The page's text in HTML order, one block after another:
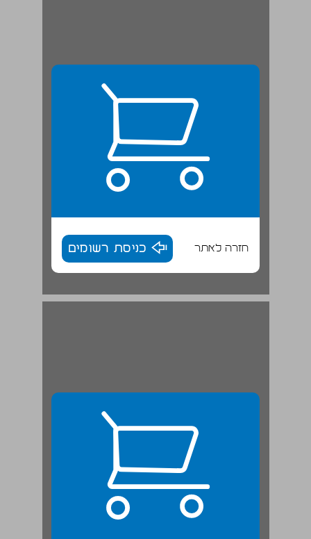
חזרה לאתר כניסת רשומים